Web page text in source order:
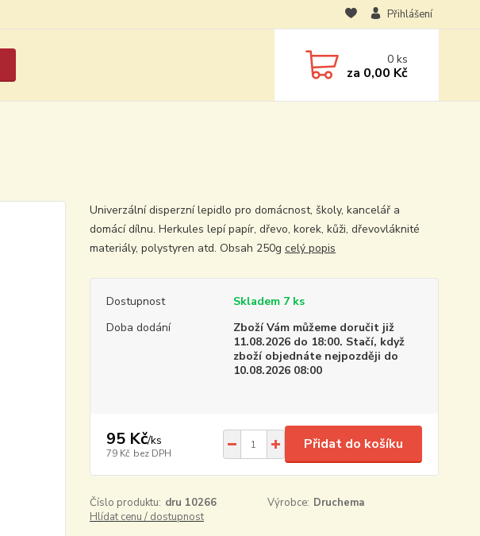
Přihlášení
0ks
za 0,00 Kč
Univerzální disperzní lepidlo pro domácnost, školy, kancelář a
domácí dílnu. Herkules lepí papír, dřevo, korek, kůži, dřevovláknité
materiály, polystyren atd. Obsah 250g celý popis
Dostupnost
Skladem 7 ks
Doba dodání
Zboží Vám můžeme doručit již
11.08.2026 do 18:00. Stačí, když
zboží objednáte nejpozději do
10.08.2026 08:00
95 Kč/ks
79 Kč bez DPH
Přidat do košíku
Číslo produktu: dru 10266 Výrobce: Druchema
Hlídat cenu / dostupnost